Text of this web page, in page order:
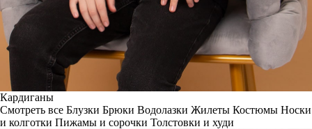
Кардиганы
Смотреть все Блузки Брюки Водолазки Жилеты Костюмы Носки
и колготки Пижамы и сорочки Толстовки и худи